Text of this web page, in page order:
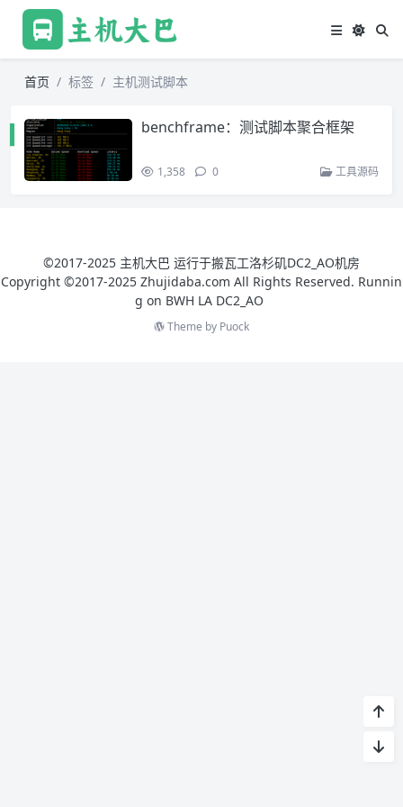
首页 标签 主机测试脚本
benchframe：测试脚本聚合框架
1,358 0 工具源码
©2017-2025 主机大巴 运行于搬瓦工洛杉矶DC2_AO机房
Copyright ©2017-2025 Zhujidaba.com All Rights Reserved. Runnin
g on BWH LA DC2_AO
Theme by Puock